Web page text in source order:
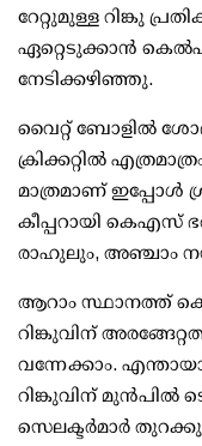
റേറ്റുമുള്ള റിങ്കു
ഏറ്റെടുക്കാന്‍
നേടിക്കഴിഞ്ഞു.
വൈറ്റ് ബോളില്‍
ക്രിക്കറ്റില്‍
മാത്രമാണ് ഇപ്പോള്‍
കീപ്പറായി കെഎസ്
രാഹുലും, അഞ്ചാം
ആറാം സ്ഥാനത്ത്
റിങ്കുവിന്
വന്നേക്കാം.
റിങ്കുവിന് മുന്‍പില്‍
സെലക്ടര്‍മാര്‍